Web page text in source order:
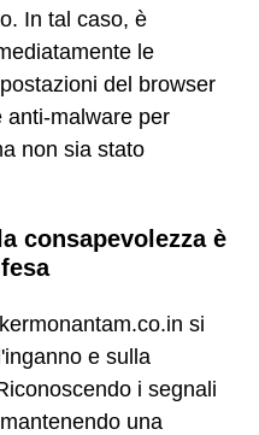
In tal caso, è
le
del browser
anti-malware per
non sia stato
consapevolezza è
si
e sulla
i segnali
una